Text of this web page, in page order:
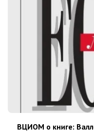
ВЦИОМ о книге: